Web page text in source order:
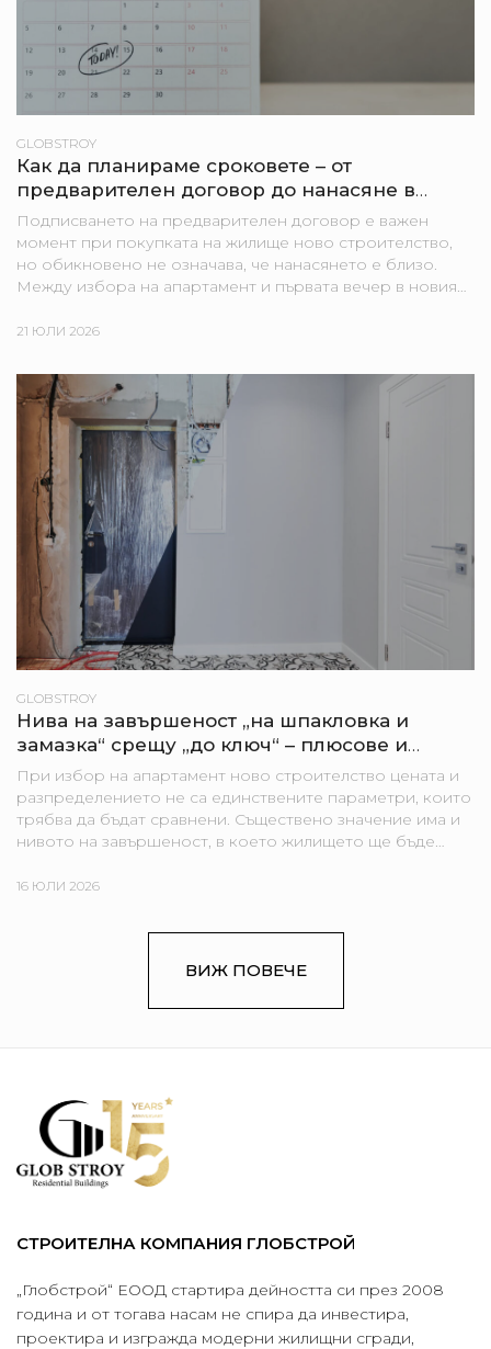
GLOBSTROY
Как да планираме сроковете – от
предварителен договор до нанасяне в
новия апартамент
Подписването на предварителен договор е важен
момент при покупката на жилище ново строителство,
но обикновено не означава, че нанасянето е близо.
Между избора на апартамент и първата вечер в новия
процедури,...
21 ЮЛИ 2026
GLOBSTROY
Нива на завършеност „на шпакловка и
замазка“ срещу „до ключ“ – плюсове и
минуси за купувача
При избор на апартамент ново строителство цената и
разпределението не са единствените параметри, които
трябва да бъдат сравнени. Съществено значение има и
нивото на завършеност, в което жилището ще бъде
предлагат „на...
16 ЮЛИ 2026
ВИЖ ПОВЕЧЕ
СТРОИТЕЛНА КОМПАНИЯ ГЛОБСТРОЙ
„Глобстрой“ ЕООД стартира дейността си през 2008
година и от тогава насам не спира да инвестира,
проектира и изгражда модерни жилищни сгради,